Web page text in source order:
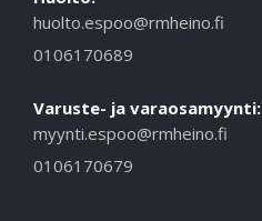
huolto.espoo@rmheino.fi
0106170689
Varuste- ja varaosamyynti:
myynti.espoo@rmheino.fi
0106170679